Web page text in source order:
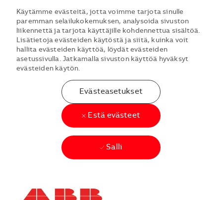
Käytämme evästeitä, jotta voimme tarjota sinulle
paremman selailukokemuksen, analysoida sivuston
liikennettä ja tarjota käyttäjille kohdennettua sisältöä.
Lisätietoja evästeiden käytöstä ja siitä, kuinka voit
hallita evästeiden käyttöä, löydät evästeiden
asetussivulla. Jatkamalla sivuston käyttöä hyväksyt
evästeiden käytön.
Evästeasetukset
Estä evästeet
Salli